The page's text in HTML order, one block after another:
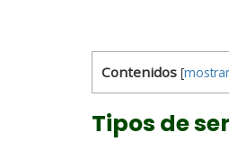
Contenidos [mostrar
Tipos de